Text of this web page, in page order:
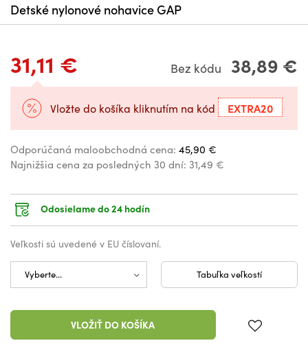
Detské nylonové nohavice GAP
31,11 € Bez kódu 38,89 €
Vložte do košíka kliknutím na kód EXTRA20
Odporúčaná maloobchodná cena: 45,90 €
Najnižšia cena za posledných 30 dní: 31,49 €
Odosielame do 24 hodín
Veľkosti sú uvedené v EU číslovaní.
Tabuľka veľkostí
VLOŽIŤ DO KOŠÍKA